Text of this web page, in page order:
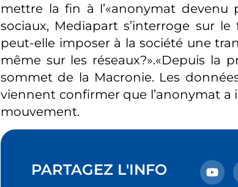
mettre la fin à l’«anonymat devenu
sociaux, Mediapart s’interroge sur
peut-elle imposer à la société une
même sur les réseaux?».«Depuis la
sommet de la Macronie. Les
viennent confirmer que l’anonymat a
mouvement.
PARTAGEZ L'INFO